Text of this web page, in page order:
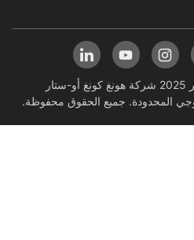
© حقوق النشر 2025 شركة هونغ كونغ أو-ستار
المحدودة. جميع الحقوق محفوظة.